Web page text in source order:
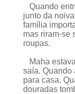
Quando
junto da
família
mas riram-se
roupas.
Maha
saía. Quando
para casa.
douradas